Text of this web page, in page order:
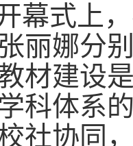
幕式上
丽娜分
材建设
科体系
社协同